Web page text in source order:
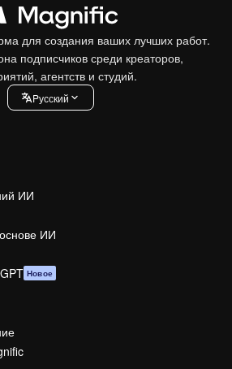
для создания ваших лучших работ.
подписчиков среди креаторов,
агентств и студий.
Pусский
ИИ
ИИ
Новое